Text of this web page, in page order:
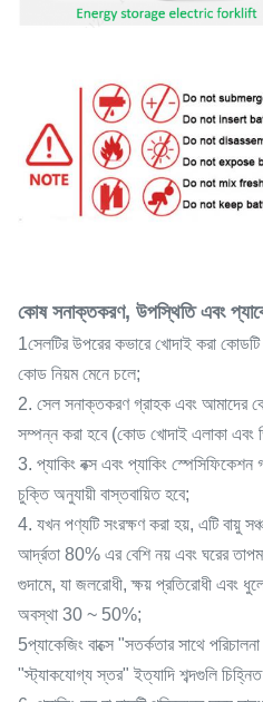
কোষ সনাক্তকরণ, উপস্থিতি এবং
1সেলটির উপরের কভারে খোদাই করা
কোড নিয়ম মেনে চলে;
2. সেল সনাক্তকরণ গ্রাহক এবং আমাদের
সম্পন্ন করা হবে (কোড খোদাই এলাকা এবং
3. প্যাকিং বক্স এবং প্যাকিং
চুক্তি অনুযায়ী বাস্তবায়িত হবে;
4. যখন পণ্যটি সংরক্ষণ করা হয়, এটি বায়ু
আর্দ্রতা 80% এর বেশি নয় এবং ঘরের
গুদামে, যা জলরোধী, ক্ষয় প্রতিরোধী এবং
অবস্থা 30 ~ 50%;
5প্যাকেজিং বাক্সে "সতর্কতার সাথে
"স্ট্যাকযোগ্য স্তর" ইত্যাদি শব্দগুলি